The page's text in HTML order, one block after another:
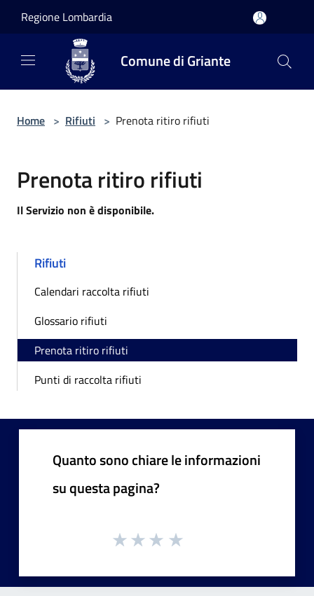
Regione Lombardia
Comune di Griante
Home > Rifiuti > Prenota ritiro rifiuti
Prenota ritiro rifiuti
Il Servizio non è disponibile.
Rifiuti
Calendari raccolta rifiuti
Glossario rifiuti
Prenota ritiro rifiuti
Punti di raccolta rifiuti
Quanto sono chiare le informazioni
su questa pagina?